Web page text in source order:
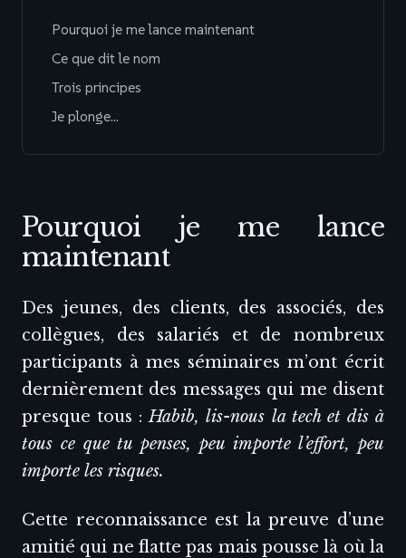
Pourquoi je me lance maintenant
Ce que dit le nom
Trois principes
Je plonge…
Pourquoi je me lance
maintenant
Des jeunes, des clients, des associés, des
collègues, des salariés et de nombreux
participants à mes séminaires m’ont écrit
dernièrement des messages qui me disent
presque tous :Habib, lis-nous la tech et dis à
tous ce que tu penses, peu importe l’effort, peu
importe les risques.
Cette reconnaissance est la preuve d’une
amitié qui ne flatte pas mais pousse là où la